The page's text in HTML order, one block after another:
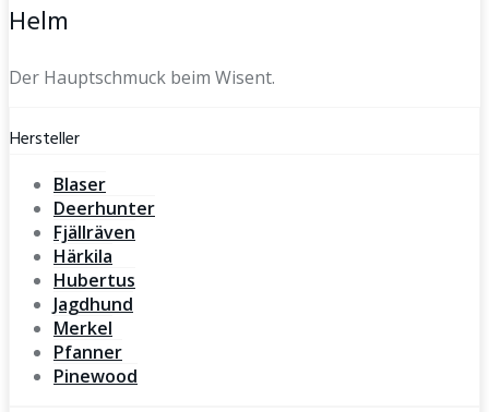
Helm
Der Hauptschmuck beim Wisent.
Hersteller
Blaser
Deerhunter
Fjällräven
Härkila
Hubertus
Jagdhund
Merkel
Pfanner
Pinewood